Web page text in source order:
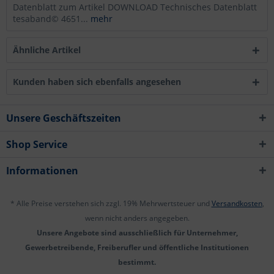
Datenblatt zum Artikel DOWNLOAD Technisches Datenblatt
tesaband© 4651... mehr
Ähnliche Artikel
Kunden haben sich ebenfalls angesehen
Unsere Geschäftszeiten
Shop Service
Informationen
* Alle Preise verstehen sich zzgl. 19% Mehrwertsteuer und Versandkosten,
wenn nicht anders angegeben.
Unsere Angebote sind ausschließlich für Unternehmer,
Gewerbetreibende, Freiberufler und öffentliche Institutionen
bestimmt.